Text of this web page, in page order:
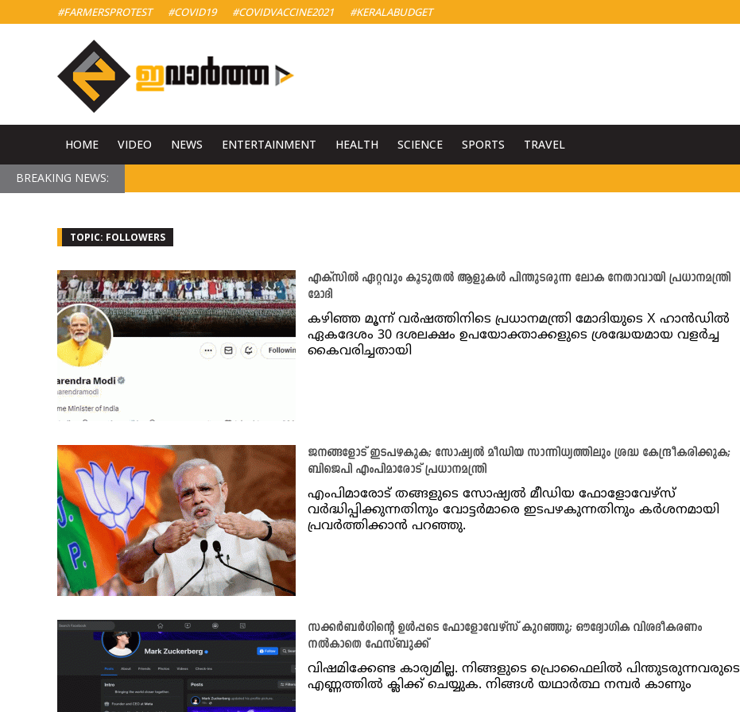
#FARMERSPROTEST #COVID19 #COVIDVACCINE2021 #KERALABUDGET
HOME VIDEO NEWS ENTERTAINMENT HEALTH SCIENCE SPORTS TRAVEL
BREAKING NEWS:
TOPIC: FOLLOWERS
എക്‌സിൽ ഏറ്റവും കൂടുതൽ ആളുകൾ പിന്തുടരുന്ന ലോക നേതാവായി പ്രധാനമന്ത്രി
മോദി
കഴിഞ്ഞ മൂന്ന് വർഷത്തിനിടെ പ്രധാനമന്ത്രി മോദിയുടെ X ഹാൻഡിൽ
ഏകദേശം 30 ദശലക്ഷം ഉപയോക്താക്കളുടെ ശ്രദ്ധേയമായ വളർച്ച
കൈവരിച്ചതായി
ജനങ്ങളോട് ഇടപഴകുക; സോഷ്യൽ മീഡിയ സാന്നിധ്യത്തിലും ശ്രദ്ധ കേന്ദ്രീകരിക്കുക;
ബിജെപി എംപിമാരോട് പ്രധാനമന്ത്രി
എംപിമാരോട് തങ്ങളുടെ സോഷ്യൽ മീഡിയ ഫോളോവേഴ്‌സ്
വർദ്ധിപ്പിക്കുന്നതിനും വോട്ടർമാരെ ഇടപഴകുന്നതിനും കർശനമായി
പ്രവർത്തിക്കാൻ പറഞ്ഞു.
സക്കർബർഗിന്റെ ഉൾപ്പടെ ഫോളോവേഴ്‌സ് കുറഞ്ഞു; ഔദ്യോഗിക വിശദീകരണം
നൽകാതെ ഫേസ്ബുക്ക്
വിഷമിക്കേണ്ട കാര്യമില്ല. നിങ്ങളുടെ പ്രൊഫൈലിൽ പിന്തുടരുന്നവരുടെ
എണ്ണത്തിൽ ക്ലിക്ക് ചെയ്യുക. നിങ്ങൾ യഥാർത്ഥ നമ്പർ കാണും